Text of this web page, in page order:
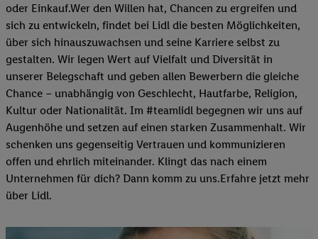
oder Einkauf.Wer den Willen hat, Chancen zu ergreifen und
sich zu entwickeln, findet bei Lidl die besten Möglichkeiten,
über sich hinauszuwachsen und seine Karriere selbst zu
gestalten. Wir legen Wert auf Vielfalt und Diversität in
unserer Belegschaft und geben allen Bewerbern die gleiche
Chance – unabhängig von Geschlecht, Hautfarbe, Religion,
Kultur oder Nationalität. Im #teamlidl begegnen wir uns auf
Augenhöhe und setzen auf einen starken Zusammenhalt. Wir
schenken uns gegenseitig Vertrauen und kommunizieren
offen und ehrlich miteinander. Klingt das nach einem
Unternehmen für dich? Dann komm zu uns.​Erfahre jetzt mehr
über Lidl.